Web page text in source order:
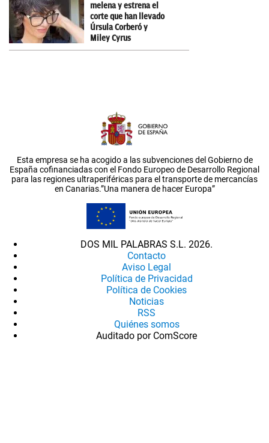
melena y estrena el
corte que han llevado
Úrsula Corberó y
Miley Cyrus
Esta empresa se ha acogido a las subvenciones del Gobierno de
España cofinanciadas con el Fondo Europeo de Desarrollo Regional
para las regiones ultraperiféricas para el transporte de mercancías
en Canarias.”Una manera de hacer Europa”
DOS MIL PALABRAS S.L. 2026.
Contacto
Aviso Legal
Política de Privacidad
Política de Cookies
Noticias
RSS
Quiénes somos
Auditado por ComScore